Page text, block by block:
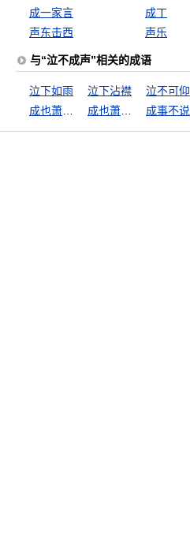
成一家言
成丁
声东击西
声乐
与“泣不成声”相关的成语
泣下如雨 泣下沾襟 泣不可仰
成事不说